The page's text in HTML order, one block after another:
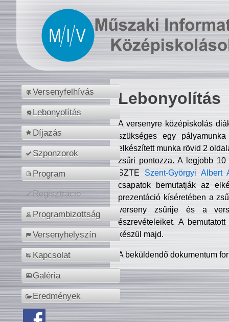
Versenyfelhívás
Lebonyolítás
Díjazás
Szponzorok
Program
Regisztráció
Programbizottság
Versenyhelyszín
Kapcsolat
Galéria
Eredmények
Lebonyolítás
A versenyre középiskolás
szükséges egy
elkészített munka rövid 2
zsűri pontozza. A legjobb
SZTE Szent-Györgyi Albert
csapatok bemutatják az
prezentáció kíséretében a
verseny zsűrije és a
észrevételeiket. A
készül majd.
A beküldendő dokumentum